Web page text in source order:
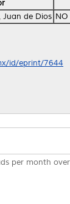
de Dios NO
id/eprint/7644
per month